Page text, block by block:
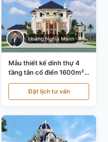
Hoàng Nghĩa Mạnh
Mẫu thiết kế dinh thự 4
tầng tân cổ điển 1600m²
tại Thanh Hóa KT20071
Đặt lịch tư vấn